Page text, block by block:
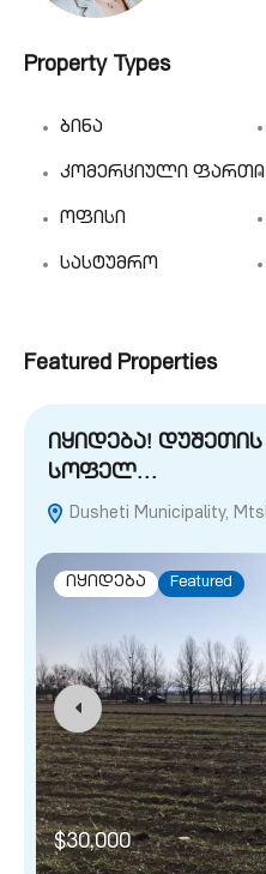
Property Types
ბინა
კომერციული ფართი
ოფისი
სასტუმრო
Featured Properties
იყიდება!
სოფელ…
Dusheti Municipality,
იყიდება Featured
$30,000